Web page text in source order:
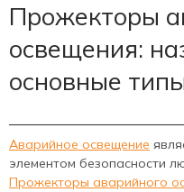
Прожекторы
освещения:
основные
Аварийное освещение
элементом безопасности
Прожекторы аварийного